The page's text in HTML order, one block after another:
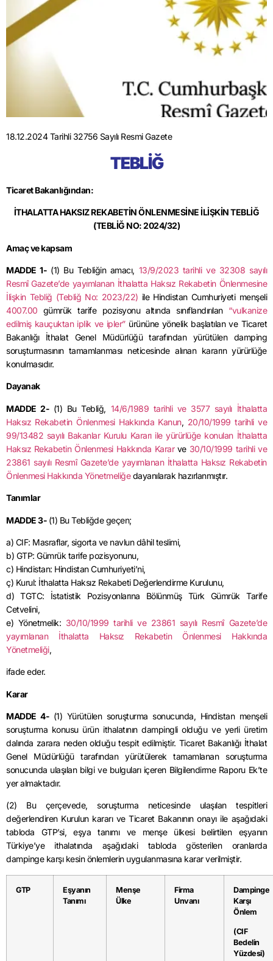
18.12.2024 Tarihli 32756 Sayılı Resmi Gazete
TEBLİĞ
Ticaret Bakanlığından:
İTHALATTA HAKSIZ REKABETİN ÖNLENMESİNE İLİŞKİN TEBLİĞ
(TEBLİĞ NO: 2024/32)
Amaç ve kapsam
MADDE 1- (1) Bu Tebliğin amacı, 13/9/2023 tarihli ve 32308 sayılı
Resmî Gazete’de yayımlanan İthalatta Haksız Rekabetin Önlenmesine
İlişkin Tebliğ (Tebliğ No: 2023/22) ile Hindistan Cumhuriyeti menşeli
4007.00 gümrük tarife pozisyonu altında sınıflandırılan “vulkanize
edilmiş kauçuktan iplik ve ipler”ürününe yönelik başlatılan ve Ticaret
Bakanlığı İthalat Genel Müdürlüğü tarafından yürütülen damping
soruşturmasının tamamlanması neticesinde alınan kararın yürürlüğe
konulmasıdır.
Dayanak
MADDE 2- (1) Bu Tebliğ, 14/6/1989 tarihli ve 3577 sayılı İthalatta
Haksız Rekabetin Önlenmesi Hakkında Kanun, 20/10/1999 tarihli ve
99/13482 sayılı Bakanlar Kurulu Kararı ile yürürlüğe konulan İthalatta
Haksız Rekabetin Önlenmesi Hakkında Kararve 30/10/1999 tarihli ve
23861 sayılı Resmî Gazete’de yayımlanan İthalatta Haksız Rekabetin
Önlenmesi Hakkında Yönetmeliğedayanılarak hazırlanmıştır.
Tanımlar
MADDE 3- (1) Bu Tebliğde geçen;
a) CIF: Masraflar, sigorta ve navlun dâhil teslimi,
b) GTP: Gümrük tarife pozisyonunu,
c) Hindistan: Hindistan Cumhuriyeti’ni,
ç) Kurul: İthalatta Haksız Rekabeti Değerlendirme Kurulunu,
d) TGTC: İstatistik Pozisyonlarına Bölünmüş Türk Gümrük Tarife
Cetvelini,
e) Yönetmelik: 30/10/1999 tarihli ve 23861 sayılı Resmî Gazete’de
yayımlanan İthalatta Haksız Rekabetin Önlenmesi Hakkında
Yönetmeliği,
ifade eder.
Karar
MADDE 4- (1) Yürütülen soruşturma sonucunda, Hindistan menşeli
soruşturma konusu ürün ithalatının dampingli olduğu ve yerli üretim
dalında zarara neden olduğu tespit edilmiştir. Ticaret Bakanlığı İthalat
Genel Müdürlüğü tarafından yürütülerek tamamlanan soruşturma
sonucunda ulaşılan bilgi ve bulguları içeren Bilgilendirme Raporu Ek’te
yer almaktadır.
(2) Bu çerçevede, soruşturma neticesinde ulaşılan tespitleri
değerlendiren Kurulun kararı ve Ticaret Bakanının onayı ile aşağıdaki
tabloda GTP’si, eşya tanımı ve menşe ülkesi belirtilen eşyanın
Türkiye’ye ithalatında aşağıdaki tabloda gösterilen oranlarda
dampinge karşı kesin önlemlerin uygulanmasına karar verilmiştir.
GTP
Eşyanın
Tanımı
Menşe
Ülke
Firma
Unvanı
Dampinge
Karşı
Önlem
(CIF
Bedelin
Yüzdesi)